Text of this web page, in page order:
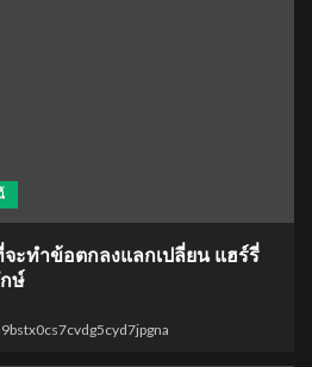
ะทำข้อตกลงแลกเปลี่ยน แฮร์รี่
ษ์